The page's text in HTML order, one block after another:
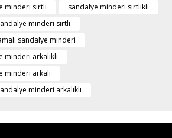
minderi sırtlı
sandalye minderi sırtlıklı
minderi sırtlı
sandalye minderi
minderi arkalıklı
minderi arkalı
minderi arkalıklı